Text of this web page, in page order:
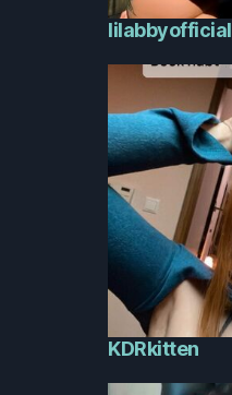
lilabbyofficial
KDRkitten